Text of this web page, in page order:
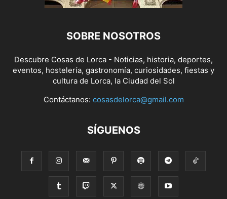
SOBRE NOSOTROS
Descubre Cosas de Lorca - Noticias, historia, deportes,
eventos, hostelería, gastronomía, curiosidades, fiestas y
cultura de Lorca, la Ciudad del Sol
Contáctanos: cosasdelorca@gmail.com
SÍGUENOS